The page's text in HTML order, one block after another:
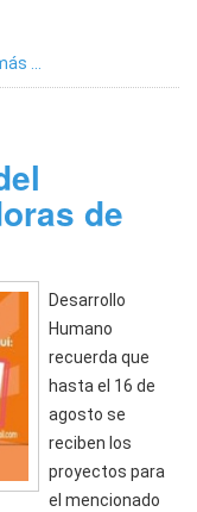
...
de
Desarrollo
Humano
recuerda que
hasta el 16 de
agosto se
reciben los
proyectos para
el mencionado